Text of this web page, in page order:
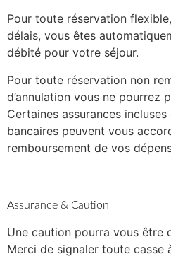
Pour toute réservation
délais, vous êtes
débité pour votre séjour.
Pour toute réservation non
d’annulation vous ne pourrez
Certaines assurances
bancaires peuvent vous
remboursement de vos
Assurance & Caution
Une caution pourra vous être
Merci de signaler toute casse